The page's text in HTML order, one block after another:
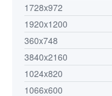
1728x972
1920x1200
360x748
3840x2160
1024x820
1066x600